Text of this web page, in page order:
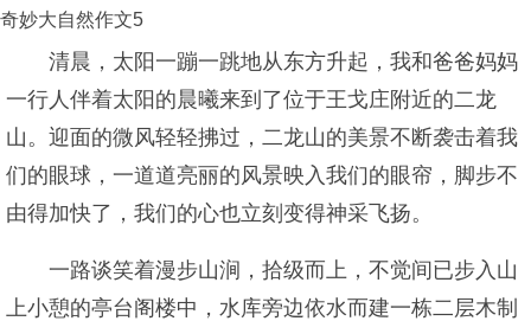
奇妙大自然作文5
清晨，太阳一蹦一跳地从东方升起，我和爸爸妈妈
一行人伴着太阳的晨曦来到了位于王戈庄附近的二龙
山。迎面的微风轻轻拂过，二龙山的美景不断袭击着我
们的眼球，一道道亮丽的风景映入我们的眼帘，脚步不
由得加快了，我们的心也立刻变得神采飞扬。
一路谈笑着漫步山涧，拾级而上，不觉间已步入山
上小憩的亭台阁楼中，水库旁边依水而建一栋二层木制